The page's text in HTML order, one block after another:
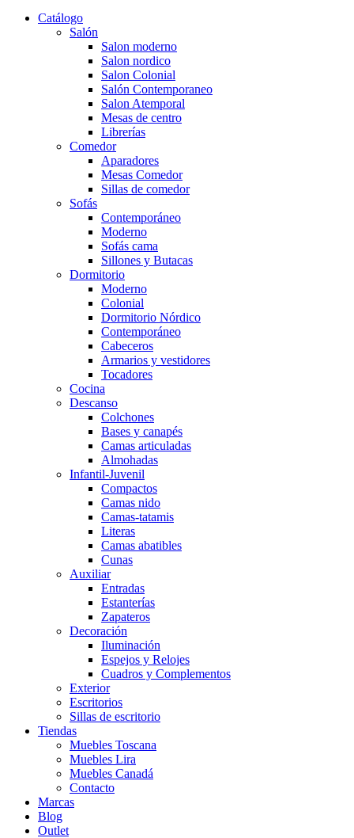
Catálogo
Salón
Salon moderno
Salon nordico
Salon Colonial
Salón Contemporaneo
Salon Atemporal
Mesas de centro
Librerías
Comedor
Aparadores
Mesas Comedor
Sillas de comedor
Sofás
Contemporáneo
Moderno
Sofás cama
Sillones y Butacas
Dormitorio
Moderno
Colonial
Dormitorio Nórdico
Contemporáneo
Cabeceros
Armarios y vestidores
Tocadores
Cocina
Descanso
Colchones
Bases y canapés
Camas articuladas
Almohadas
Infantil-Juvenil
Compactos
Camas nido
Camas-tatamis
Literas
Camas abatibles
Cunas
Auxiliar
Entradas
Estanterías
Zapateros
Decoración
Iluminación
Espejos y Relojes
Cuadros y Complementos
Exterior
Escritorios
Sillas de escritorio
Tiendas
Muebles Toscana
Muebles Lira
Muebles Canadá
Contacto
Marcas
Blog
Outlet